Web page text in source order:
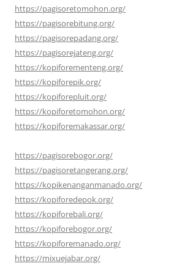
https://pagisoretomohon.org/
https://pagisorebitung.org/
https://pagisorepadang.org/
https://pagisorejateng.org/
https://kopiforementeng.org/
https://kopiforepik.org/
https://kopiforepluit.org/
https://kopiforetomohon.org/
https://kopiforemakassar.org/
https://pagisorebogor.org/
https://pagisoretangerang.org/
https://kopikenanganmanado.org/
https://kopiforedepok.org/
https://kopiforebali.org/
https://kopiforebogor.org/
https://kopiforemanado.org/
https://mixuejabar.org/